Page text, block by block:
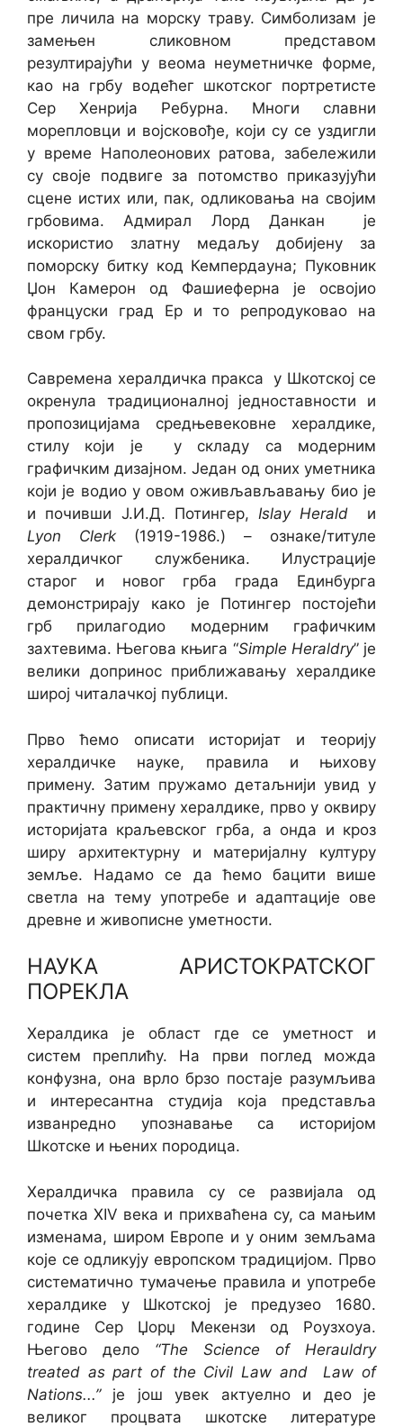
пре личила на морску траву. Симболизам је
замењен сликовном представом
резултирајући у веома неуметничке форме,
као на грбу водећег шкотског портретисте
Сер Хенрија Ребурна. Многи славни
морепловци и војсковође, који су се уздигли
у време Наполеонових ратова, забележили
су своје подвиге за потомство приказујући
сцене истих или, пак, одликовања на својим
грбовима. Адмирал Лорд Данкан је
искористио златну медаљу добијену за
поморску битку код Кемпердауна; Пуковник
Џон Камерон од Фашиеферна је освојио
француски град Ер и то репродуковао на
свом грбу.
Савремена хералдичка пракса у Шкотској се
окренула традиционалној једноставности и
пропозицијама средњевековне хералдике,
стилу који је у складу са модерним
графичким дизајном. Један од оних уметника
који је водио у овом оживљављавању био је
и почивши Ј.И.Д. Потингер,Islay Herald и
Lyon Clerk (1919-1986.) – ознаке/титуле
хералдичког службеника. Илустрације
старог и новог грба града Единбурга
демонстрирају како је Потингер постојећи
грб прилагодио модерним графичким
захтевима. Његова књига “Simple Heraldry” је
велики допринос приближавању хералдике
широј читалачкој публици.
Прво ћемо описати историјат и теорију
хералдичке науке, правила и њихову
примену. Затим пружамо детаљнији увид у
практичну примену хералдике, прво у оквиру
историјата краљевског грба, а онда и кроз
ширу архитектурну и материјалну културу
земље. Надамо се да ћемо бацити више
светла на тему употребе и адаптације ове
древне и живописне уметности.
НАУКА АРИСТОКРАТСКОГ
ПОРЕКЛА
Хералдика је област где се уметност и
систем преплићу. На први поглед можда
конфузна, она врло брзо постаје разумљива
и интересантна студија која представља
изванредно упознавање са историјом
Шкотске и њених породица.
Хералдичка правила су се развијала од
почетка XIV века и прихваћена су, са мањим
изменама, широм Европе и у оним земљама
које се одликују европском традицијом. Прво
систематично тумачење правила и употребе
хералдике у Шкотској је предузео 1680.
године Сер Џорџ Мекензи од Роузхоуа.
Његово дело “The Science of Herauldry
treated as part of the Civil Law and Law of
Nations...”је још увек актуелно и део је
великог процвата шкотске литературе